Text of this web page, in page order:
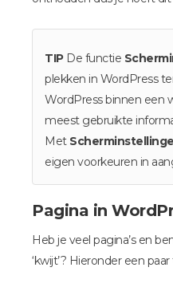
TIPDe functie
plekken in WordPress
WordPress binnen een
meest gebruikte
Met
eigen voorkeuren in
Pagina in
Heb je veel pagina’s en
‘kwijt’? Hieronder een paar